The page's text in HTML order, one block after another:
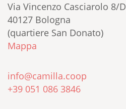
Via Vincenzo Casciarolo 8/D
40127 Bologna
(quartiere San Donato)
Mappa
info@camilla.coop
+39 051 086 3846